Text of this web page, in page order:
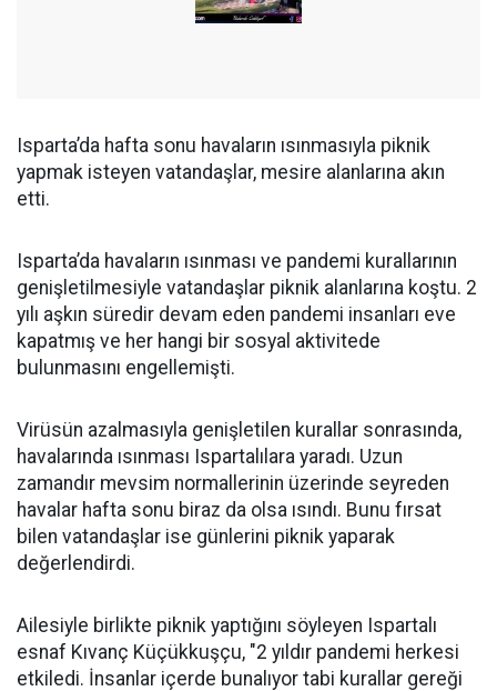
Isparta’da hafta sonu havaların ısınmasıyla piknik
yapmak isteyen vatandaşlar, mesire alanlarına akın
etti.
Isparta’da havaların ısınması ve pandemi kurallarının
genişletilmesiyle vatandaşlar piknik alanlarına koştu. 2
yılı aşkın süredir devam eden pandemi insanları eve
kapatmış ve her hangi bir sosyal aktivitede
bulunmasını engellemişti.
Virüsün azalmasıyla genişletilen kurallar sonrasında,
havalarında ısınması Ispartalılara yaradı. Uzun
zamandır mevsim normallerinin üzerinde seyreden
havalar hafta sonu biraz da olsa ısındı. Bunu fırsat
bilen vatandaşlar ise günlerini piknik yaparak
değerlendirdi.
Ailesiyle birlikte piknik yaptığını söyleyen Ispartalı
esnaf Kıvanç Küçükkuşçu, "2 yıldır pandemi herkesi
etkiledi. İnsanlar içerde bunalıyor tabi kurallar gereği